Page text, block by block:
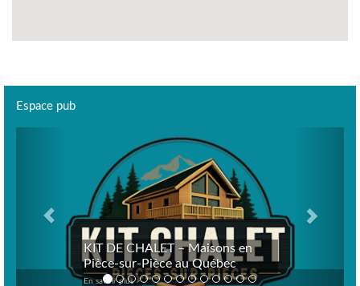
Espace pub
KIT DE CHALET – Maisons en
Pièce-sur-Pièce au Québec
En savoir plus >